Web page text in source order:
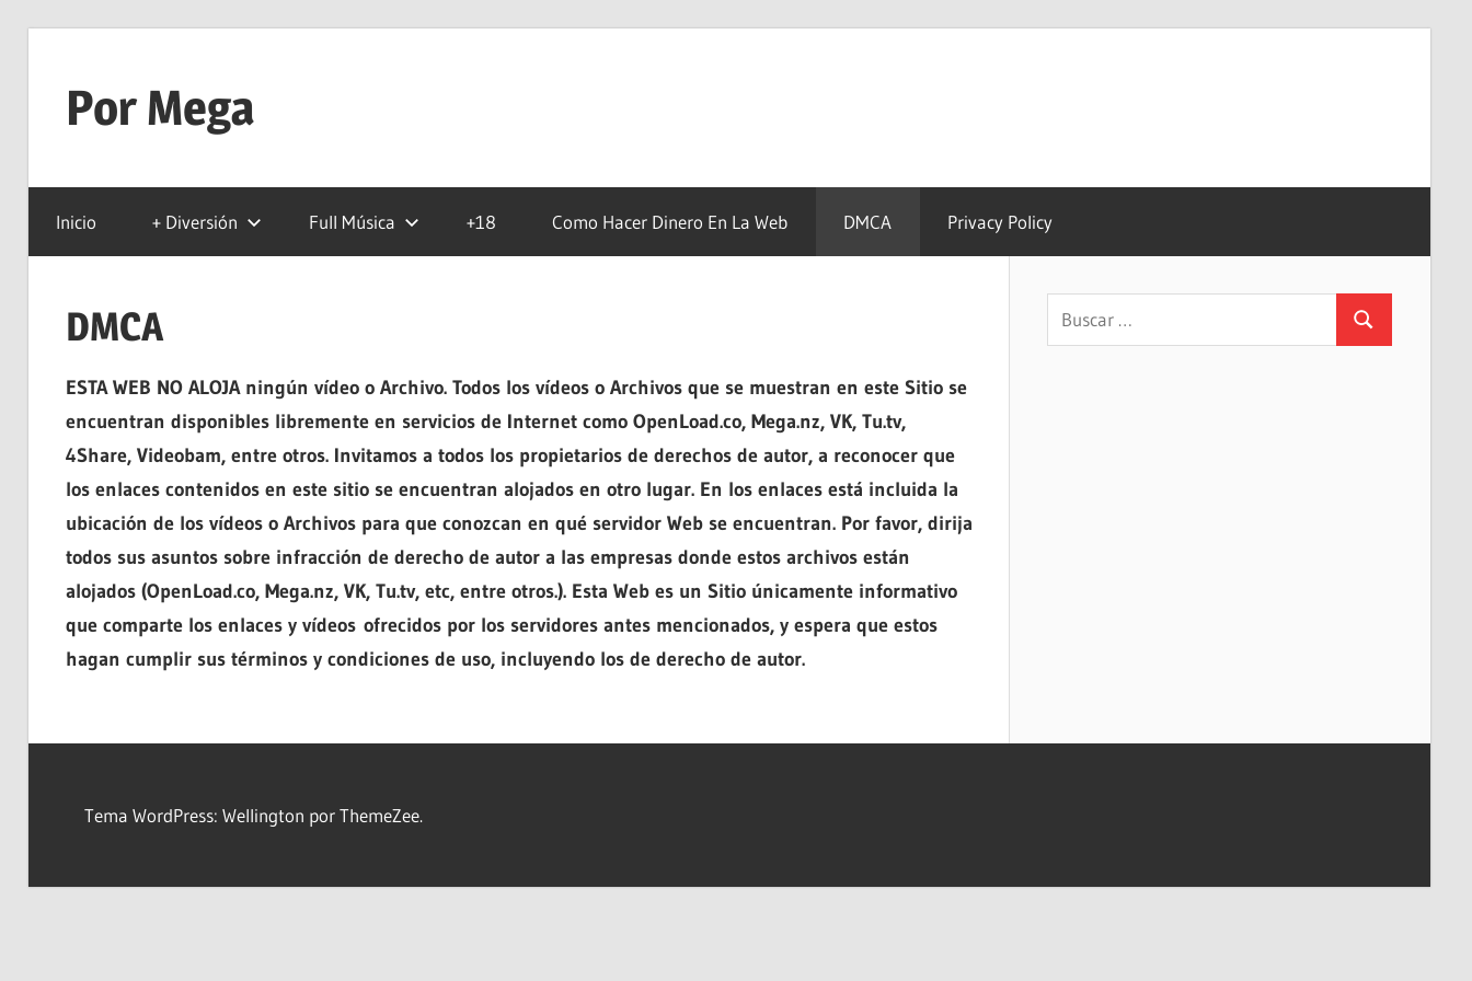
contenidoPor Mega
Pagina
De
Descarga
Mega
Inicio + Diversión Full Música +18 Como Hacer Dinero En La Web DMCA Privacy Policy
DMCA
ESTA WEB NO ALOJA ningún vídeo o Archivo. Todos los vídeos o Archivos que se muestran en este Sitio se
encuentran disponibles libremente en servicios de Internet como OpenLoad.co, Mega.nz, VK, Tu.tv,
4Share, Videobam, entre otros. Invitamos a todos los propietarios de derechos de autor, a reconocer que
los enlaces contenidos en este sitio se encuentran alojados en otro lugar. En los enlaces está incluida la
ubicación de los vídeos o Archivos para que conozcan en qué servidor Web se encuentran. Por favor, dirija
todos sus asuntos sobre infracción de derecho de autor a las empresas donde estos archivos están
alojados (OpenLoad.co, Mega.nz, VK, Tu.tv, etc, entre otros.). Esta Web es un Sitio únicamente informativo
que comparte los enlaces y vídeos ofrecidos por los servidores antes mencionados, y espera que estos
hagan cumplir sus términos y condiciones de uso, incluyendo los de derecho de autor.
Buscar:
Buscar
Tema WordPress: Wellington por ThemeZee.